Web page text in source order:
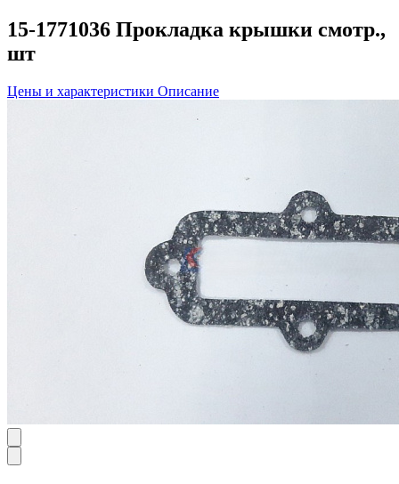
15-1771036 Прокладка крышки смотр.,
шт
Цены и характеристики Описание